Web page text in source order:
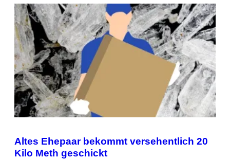
Altes Ehepaar bekommt versehentlich 20
Kilo Meth geschickt